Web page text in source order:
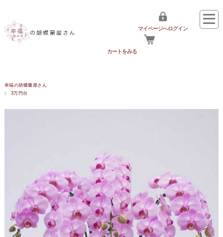
マイページへログイン
カートをみる
幸福の胡蝶蘭屋さん
3万円台